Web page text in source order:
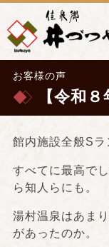
お客様の声
【令和
館内施設全般Sラ
すべてに最高で
ら知人らにも。
湯村温泉はあま
があったのか。